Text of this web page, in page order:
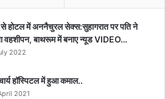
से होटल में अननैचुरल सेक्स:सुहागरात पर पति ने
वहशीपन, बाथरूम में बनाए न्यूड VIDEO…
2022
हॉस्पिटल में हुआ कमाल..
2021